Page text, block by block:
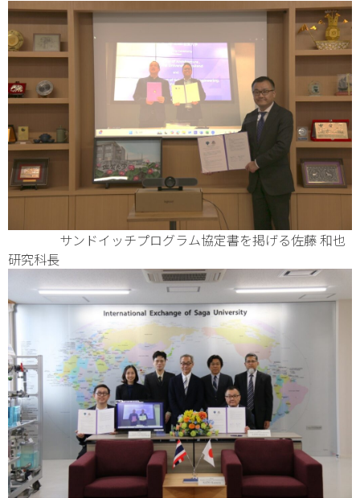
サンドイッチプログラム協定書を掲げる佐藤 和也
研究科長